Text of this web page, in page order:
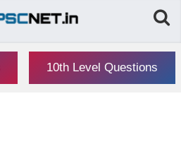
10th Level Questions